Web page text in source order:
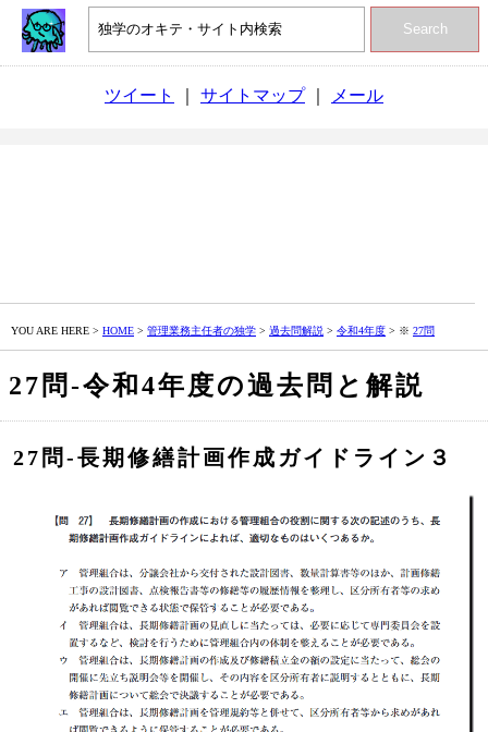
Search
ツイート サイトマップ｜ メール
YOU ARE HERE > HOME > 管理業務主任者の独学 > 過去問解説 > 令和4年度 > ※ 27問
27問‐令和4年度の過去問と解説
27問‐長期修繕計画作成ガイドライン３